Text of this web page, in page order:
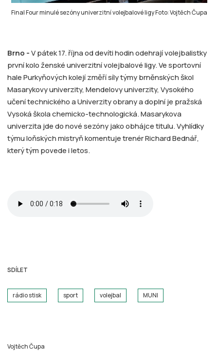
Final Four minulé sezóny univerzitní volejbalové ligy Foto: Vojtěch Čupa
Brno -V pátek 17. října od devíti hodin odehrají volejbalistky
první kolo ženské univerzitní volejbalové ligy. Ve sportovní
hale Purkyňových kolejí změří síly týmy brněnských škol
Masarykovy univerzity, Mendelovy univerzity, Vysokého
učení technického a Univerzity obrany a doplní je pražská
Vysoká škola chemicko-technologická. Masarykova
univerzita jde do nové sezóny jako obhájce titulu. Vyhlídky
týmu loňských mistryň komentuje trenér Richard Bednář,
který tým povede i letos.
SDÍLET
rádio stisk sport volejbal MUNI
Vojtěch Čupa